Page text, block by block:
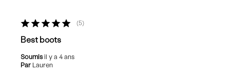
5
Best boots
Soumisil y a 4 ans
Par Lauren